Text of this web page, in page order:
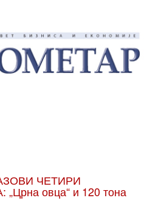
ЧЕТИРИ
овца“ и 120 тона